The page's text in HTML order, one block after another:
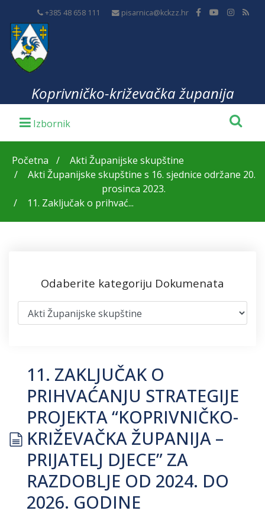
+385 48 658 111 pisarnica@kckzz.hr
Koprivničko-križevačka županija
Početna
Akti Županijske skupštine
Akti Županijske skupštine s 16. sjednice održane 20.
prosinca 2023.
11. Zaključak o prihvać...
Odaberite kategoriju Dokumenata
document
11. ZAKLJUČAK O
PRIHVAĆANJU STRATEGIJE
PROJEKTA “KOPRIVNIČKO-
KRIŽEVAČKA ŽUPANIJA –
PRIJATELJ DJECE” ZA
RAZDOBLJE OD 2024. DO
2026. GODINE